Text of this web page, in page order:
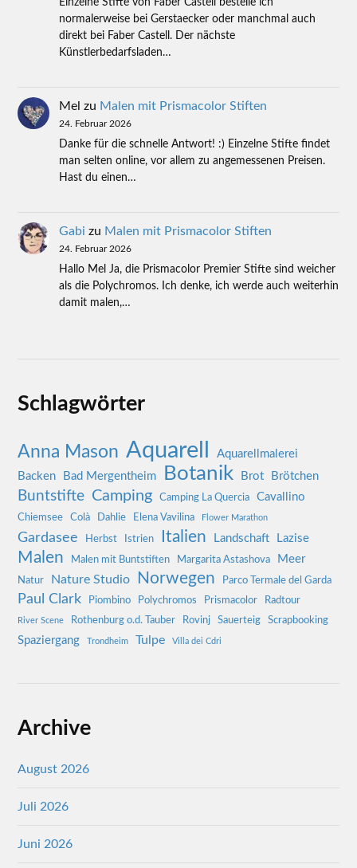
Einzelne Stifte von Faber Castell bestelle ich
normalerweise bei Gerstaecker oder manchmal auch
direkt bei Faber Castell. Der nächste
Künstlerbedarfsladen…
Mel zu Malen mit Prismacolor Stiften
24. Februar 2026
Danke für die schnelle Antwort! :) Einzelne Stifte findet
man selten online, vor allem zu angemessenen Preisen.
Hast du einen…
Gabi zu Malen mit Prismacolor Stiften
24. Februar 2026
Hallo Mel Ja, die Prismacolor Premier Stifte sind weicher
als die Polychromos. Ich denke, ich werde auch weiterhin
damit malen,…
Schlagwörter
Anna Mason Aquarell
Aquarellmalerei
Backen
Bad Mergentheim Botanik Brot Brötchen
Buntstifte Camping Camping La Quercia Cavallino
Chiemsee Colà Dahlie Elena Vavilina Flower Marathon
Gardasee Herbst Istrien Italien Landschaft Lazise
Malen Malen mit Buntstiften Margarita Astashova Meer
Natur Nature Studio Norwegen Parco Termale del Garda
Paul Clark Piombino Polychromos Prismacolor Radtour
River Scene Rothenburg o.d. Tauber Rovinj Sauerteig Scrapbooking
Spaziergang Trondheim Tulpe Villa dei Cdri
Archive
August 2026
Juli 2026
Juni 2026